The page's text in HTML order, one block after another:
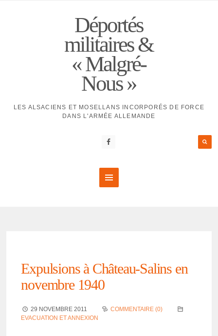
Déportés
militaires &
« Malgré-
Nous »
LES ALSACIENS ET MOSELLANS INCORPORÉS DE FORCE
DANS L'ARMÉE ALLEMANDE
Expul­sions à Château-Salins en
novembre 1940
29 NOVEMBRE 2011
COMMENTAIRE (0)
EVACUATION ET ANNEXION